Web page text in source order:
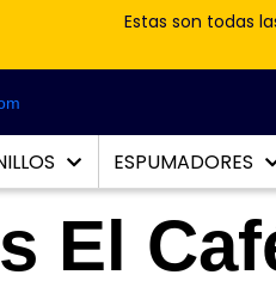
Estas son todas
ESPUMADORES
El